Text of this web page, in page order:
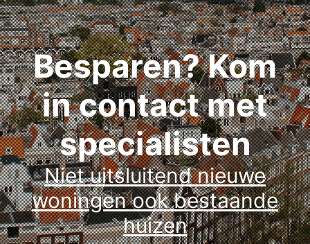
Besparen? Kom
in contact met
specialisten
Niet uitsluitend nieuwe
woningen ook bestaande
huizen